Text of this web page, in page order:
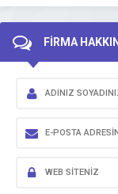
FİRMA